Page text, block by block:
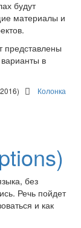
будут
материалы и
представлены
в
Колонка
без
Речь пойдет
и как